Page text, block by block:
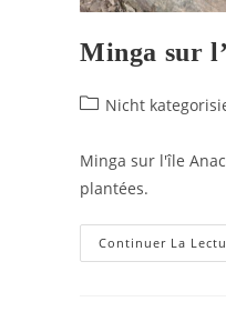
Minga sur
Nicht
Minga sur l'île
plantées.
Continuer La